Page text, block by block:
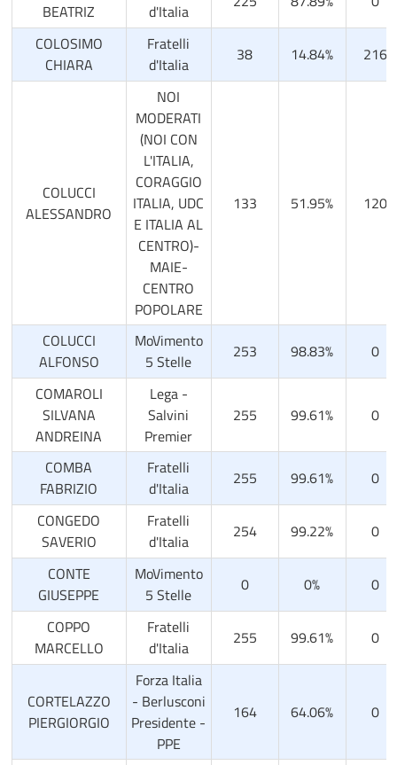
BEATRIZ
d'Italia
COLOSIMO
CHIARA
Fratelli
d'Italia
38 14.84% 216
COLUCCI
ALESSANDRO
NOI
MODERATI
(NOI CON
L'ITALIA,
CORAGGIO
ITALIA, UDC
E ITALIA AL
CENTRO)-
MAIE-
CENTRO
POPOLARE
133 51.95% 120
COLUCCI
ALFONSO
MoVimento
5 Stelle
253 98.83%
0
COMAROLI
SILVANA
ANDREINA
Lega -
Salvini
Premier
255 99.61% 0
COMBA
FABRIZIO
Fratelli
d'Italia
255 99.61%
0
CONGEDO
SAVERIO
Fratelli
d'Italia
254 99.22%
0
CONTE
GIUSEPPE
MoVimento
5 Stelle
0 0%
0
COPPO
MARCELLO
Fratelli
d'Italia
255 99.61% 0
CORTELAZZO
PIERGIORGIO
Forza Italia
- Berlusconi
Presidente -
PPE
164 64.06% 0